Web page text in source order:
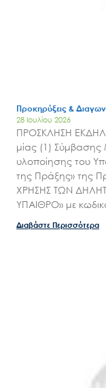
Προκηρύξεις &
28 Ιουλίου 2026
ΠΡΟΣΚΛΗΣΗ
μίας (1)
υλοποίησης του
της Πράξης» της
ΧΡΗΣΗΣ ΤΩΝ
ΥΠΑΙΘΡΟ» με
Διαβάστε Περισσότερα